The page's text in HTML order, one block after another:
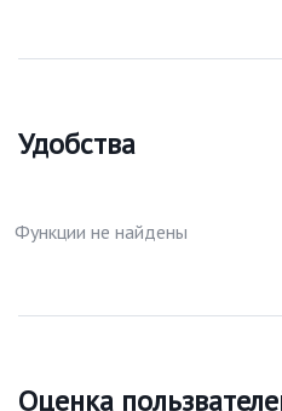
Удобства
Функции не найдены
Оценка